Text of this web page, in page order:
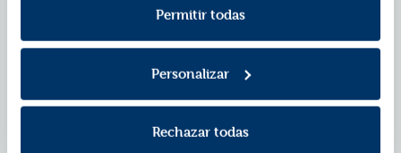
Política de Privacidad.
Permitir todas
Personalizar
Rechazar todas
casi nunca son escuchadas.
contiene glamur, aquí sólo se bebe cerveza y algún
postureo y gintonics.
una honestidad hacia sí misma de la que no todos
son capaces. Me interesa esa especie de borrarse